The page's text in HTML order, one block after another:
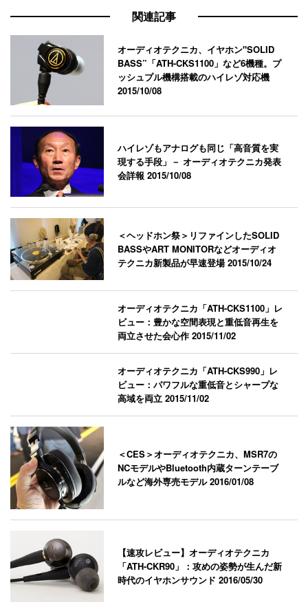
関連記事
オーディオテクニカ、イヤホン"SOLID
BASS”「ATH-CKS1100」など6機種。プ
ッシュプル機構搭載のハイレゾ対応機
2015/10/08
ハイレゾもアナログも同じ「高音質を実
現する手段」－ オーディオテクニカ発表
会詳報2015/10/08
＜ヘッドホン祭＞リファインしたSOLID
BASSやART MONITORなどオーディオ
テクニカ新製品が早速登場2015/10/24
オーディオテクニカ「ATH-CKS1100」レ
ビュー：豊かな空間表現と重低音再生を
両立させた会心作2015/11/02
オーディオテクニカ「ATH-CKS990」レ
ビュー：パワフルな重低音とシャープな
高域を両立2015/11/02
＜CES＞オーディオテクニカ、MSR7の
NCモデルやBluetooth内蔵ターンテーブ
ルなど海外専売モデル2016/01/08
【速攻レビュー】オーディオテクニカ
「ATH-CKR90」：攻めの姿勢が生んだ新
時代のイヤホンサウンド2016/05/30